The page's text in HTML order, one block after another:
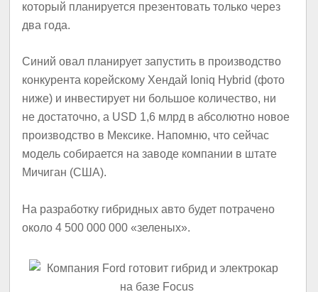
который планируется презентовать только через
два года.
Синий овал планирует запустить в производство
конкурента корейскому Хендай Ioniq Hybrid (фото
ниже) и инвестирует ни большое количество, ни
не достаточно, а USD 1,6 млрд в абсолютно новое
производство в Мексике. Напомню, что cейчас
модель собирается на заводе компании в штате
Мичиган (США).
На разработку гибридных авто будет потрачено
около 4 500 000 000 «зеленых».